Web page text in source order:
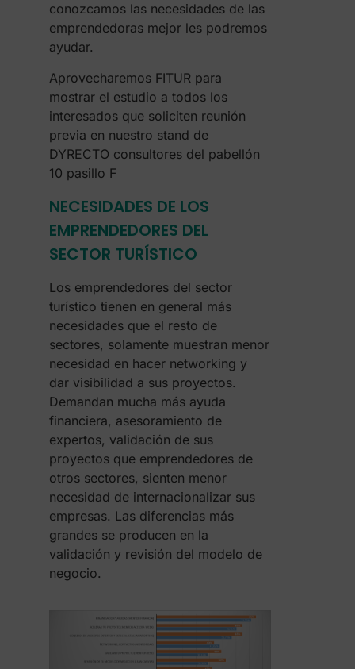
conozcamos las necesidades de las
emprendedoras mejor les podremos
ayudar.
Aprovecharemos FITUR para
mostrar el estudio a todos los
interesados que soliciten reunión
previa en nuestro stand de
DYRECTO consultores del pabellón
10 pasillo F
NECESIDADES DE LOS
EMPRENDEDORES DEL
SECTOR TURÍSTICO
Los emprendedores del sector
turístico tienen en general más
necesidades que el resto de
sectores, solamente muestran menor
necesidad en hacer networking y
dar visibilidad a sus proyectos.
Demandan mucha más ayuda
financiera, asesoramiento de
expertos, validación de sus
proyectos que emprendedores de
otros sectores, sienten menor
necesidad de internacionalizar sus
empresas. Las diferencias más
grandes se producen en la
validación y revisión del modelo de
negocio.